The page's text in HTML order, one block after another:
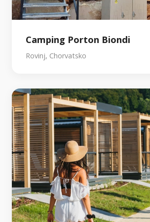
Camping Porton Biondi
Rovinj, Chorvatsko